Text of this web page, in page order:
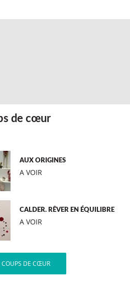
de cœur
AUX ORIGINES
A VOIR
CALDER. RÊVER EN ÉQUILIBRE
A VOIR
COUPS DE CŒUR